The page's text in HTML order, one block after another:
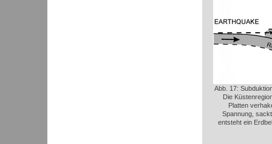
Abb. 17:
Die
Platten
Spannung,
entsteht ein